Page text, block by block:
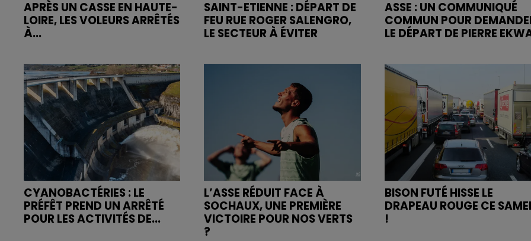
APRÈS UN CASSE EN HAUTE-
LOIRE, LES VOLEURS ARRÊTÉS
À...
SAINT-ETIENNE : DÉPART DE
FEU RUE ROGER SALENGRO,
LE SECTEUR À ÉVITER
ASSE : UN COMMUNIQUÉ
COMMUN POUR
LE DÉPART DE PIERRE
CYANOBACTÉRIES : LE
PRÉFÊT PREND UN ARRÊTÉ
POUR LES ACTIVITÉS DE...
L’ASSE RÉDUIT FACE À
SOCHAUX, UNE PREMIÈRE
VICTOIRE POUR NOS VERTS
?
BISON FUTÉ HISSE LE
DRAPEAU ROUGE CE
!